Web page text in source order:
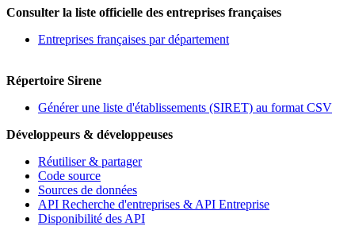
Consulter la liste officielle des entreprises françaises
Entreprises françaises par département
Répertoire Sirene
Générer une liste d'établissements (SIRET) au format CSV
Développeurs & développeuses
Réutiliser & partager
Code source
Sources de données
API Recherche d'entreprises & API Entreprise
Disponibilité des API